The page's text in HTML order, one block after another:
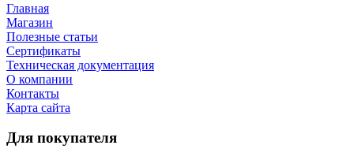
Главная
Магазин
Полезные статьи
Сертификаты
Техническая документация
О компании
Контакты
Карта сайта
Для покупателя